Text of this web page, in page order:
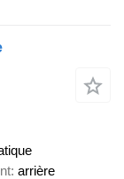
arrière